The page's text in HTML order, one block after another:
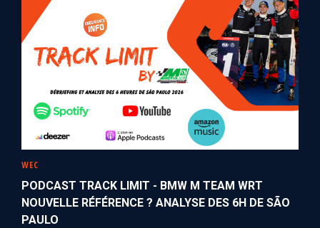
WEC
PODCAST TRACK LIMIT - BMW M TEAM WRT
NOUVELLE RÉFÉRENCE ? ANALYSE DES 6H DE SÃO
PAULO